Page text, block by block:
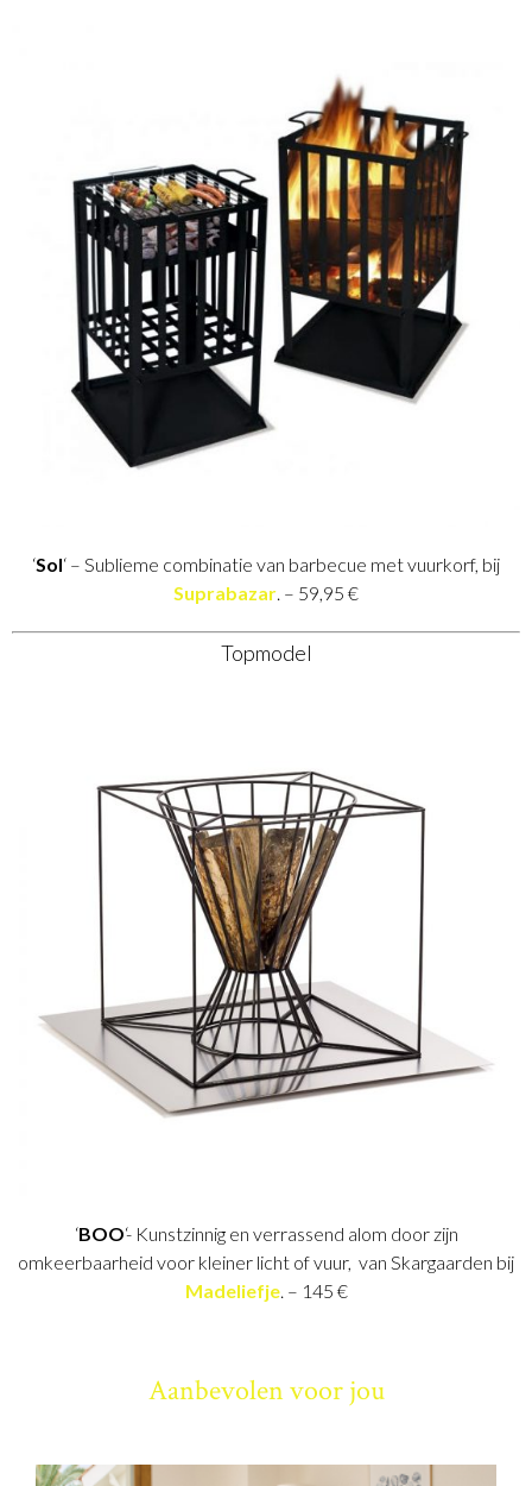
‘Sol‘ – Sublieme combinatie van barbecue met vuurkorf, bij
Suprabazar. – 59,95 €
Topmodel
‘BOO‘- Kunstzinnig en verrassend alom door zijn
omkeerbaarheid voor kleiner licht of vuur, van Skargaarden bij
Madeliefje. – 145 €
Aanbevolen voor jou